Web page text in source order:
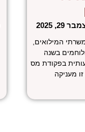
29, 2025
המילואים,
בשנה
בפקודת מס